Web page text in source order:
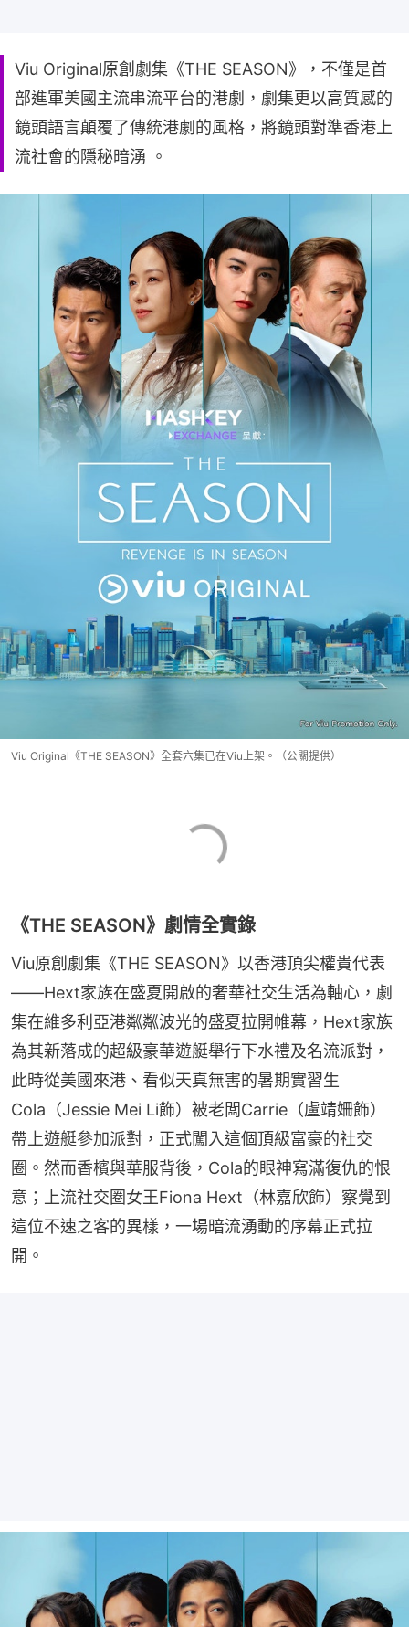
Viu Original原創劇集《THE SEASON》，不僅是首
部進軍美國主流串流平台的港劇，劇集更以高質感的
鏡頭語言顛覆了傳統港劇的風格，將鏡頭對準香港上
流社會的隱秘暗湧 。
Viu Original《THE SEASON》全套六集已在Viu上架。（公關提供）
《THE SEASON》劇情全實錄
Viu原創劇集《THE SEASON》以香港頂尖權貴代表
——Hext家族在盛夏開啟的奢華社交生活為軸心，劇
集在維多利亞港粼粼波光的盛夏拉開帷幕，Hext家族
為其新落成的超級豪華遊艇舉行下水禮及名流派對，
此時從美國來港、看似天真無害的暑期實習生
Cola（Jessie Mei Li飾）被老闆Carrie（盧靖姍飾）
帶上遊艇參加派對，正式闖入這個頂級富豪的社交
圈。然而香檳與華服背後，Cola的眼神寫滿復仇的恨
意；上流社交圈女王Fiona Hext（林嘉欣飾）察覺到
這位不速之客的異樣，一場暗流湧動的序幕正式拉
開。